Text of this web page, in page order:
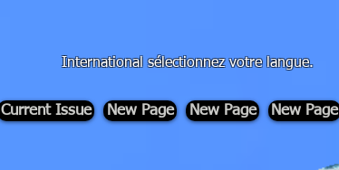
International sélectionnez votre langue.
Current Issue New Page New Page New Page